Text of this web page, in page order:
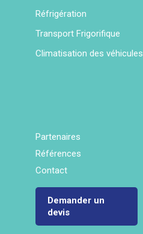
Réfrigération
Transport Frigorifique
Climatisation des véhicules
Partenaires
Références
Contact
Demander un
devis